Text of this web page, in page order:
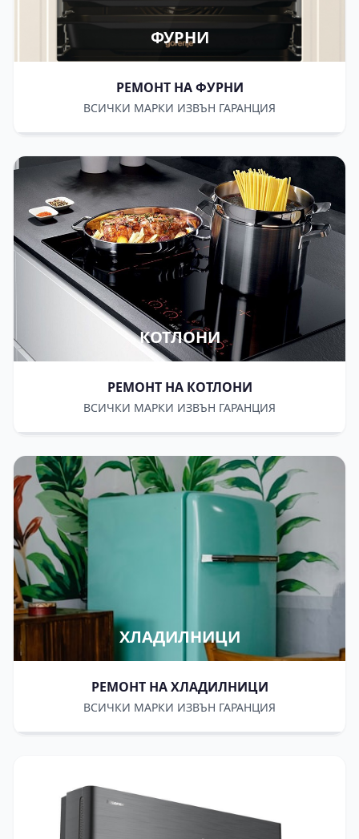
ФУРНИ
РЕМОНТ НА ФУРНИ
ВСИЧКИ МАРКИ ИЗВЪН ГАРАНЦИЯ
КОТЛОНИ
РЕМОНТ НА КОТЛОНИ
ВСИЧКИ МАРКИ ИЗВЪН ГАРАНЦИЯ
ХЛАДИЛНИЦИ
РЕМОНТ НА ХЛАДИЛНИЦИ
ВСИЧКИ МАРКИ ИЗВЪН ГАРАНЦИЯ